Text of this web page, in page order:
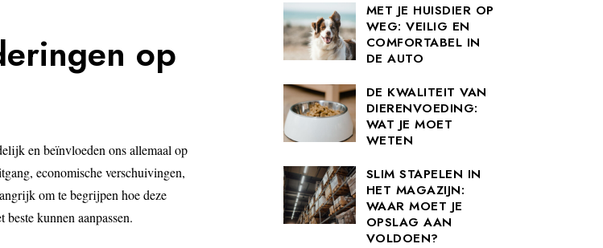
6
op
en beïnvloeden ons allemaal op
economische verschuivingen,
om te begrijpen hoe deze
kunnen aanpassen.
MET JE HUISDIER OP
WEG: VEILIG EN
COMFORTABEL IN
DE AUTO
DE KWALITEIT VAN
DIERENVOEDING:
WAT JE MOET
WETEN
SLIM STAPELEN IN
HET MAGAZIJN:
WAAR MOET JE
OPSLAG AAN
VOLDOEN?